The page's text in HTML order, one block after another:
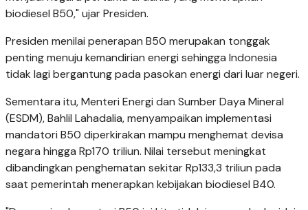
biodiesel B50," ujar Presiden.
Presiden menilai penerapan B50 merupakan tonggak
penting menuju kemandirian energi sehingga Indonesia
tidak lagi bergantung pada pasokan energi dari luar negeri.
Sementara itu, Menteri Energi dan Sumber Daya Mineral
(ESDM), Bahlil Lahadalia, menyampaikan implementasi
mandatori B50 diperkirakan mampu menghemat devisa
negara hingga Rp170 triliun. Nilai tersebut meningkat
dibandingkan penghematan sekitar Rp133,3 triliun pada
saat pemerintah menerapkan kebijakan biodiesel B40.